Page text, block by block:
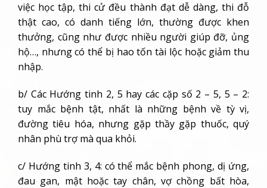
việc học tập, thi cử đều thành đạt dễ dàng, thi đỗ
thật cao, có danh tiếng lớn, thường được khen
thưởng, cũng như được nhiều người giúp đỡ, ủng
hộ…, nhưng có thể bị hao tốn tài lộc hoặc giảm thu
nhập.
b/ Các Hướng tinh 2, 5 hay các cặp số 2 – 5, 5 – 2:
tuy mắc bệnh tật, nhất là những bệnh về tỳ vị,
đường tiêu hóa, nhưng gặp thầy gặp thuốc, quý
nhân phù trợ mà qua khỏi.
c/ Hướng tinh 3, 4: có thể mắc bệnh phong, dị ứng,
đau gan, mật hoặc tay chân, vợ chồng bất hòa,